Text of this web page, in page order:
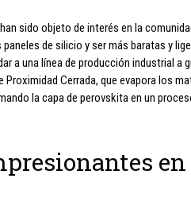
sido objeto de interés en la
de silicio y ser más baratas y
a una línea de producción industrial a
Cerrada, que evapora los
la capa de perovskita en un